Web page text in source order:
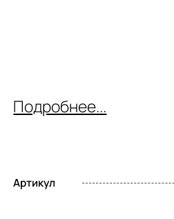
Подробнее...
Артикул